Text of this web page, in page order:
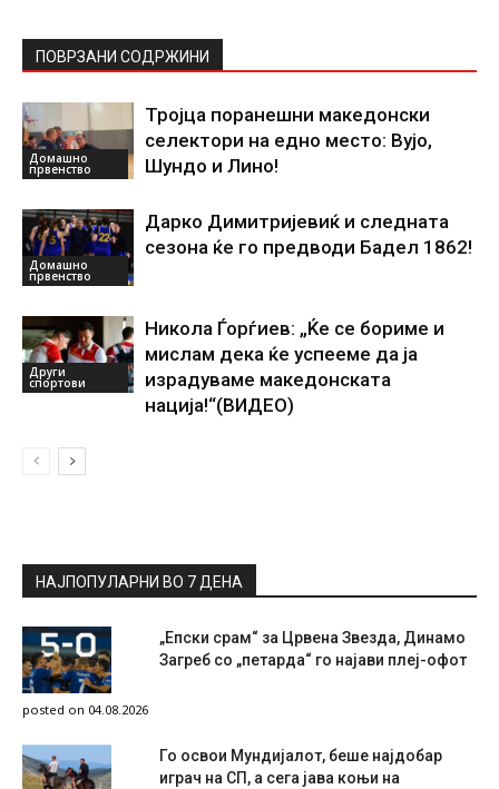
ПОВРЗАНИ СОДРЖИНИ
Домашно
првенство
Тројца поранешни македонски
селектори на едно место: Вујо,
Шундо и Лино!
Домашно
првенство
Дарко Димитријевиќ и следната
сезона ќе го предводи Бадел 1862!
Други
спортови
Никола Ѓорѓиев: „Ќе се бориме и
мислам дека ќе успееме да ја
израдуваме македонската
нација!“(ВИДЕО)
НАЈПОПУЛАРНИ ВО 7 ДЕНА
„Епски срам“ за Црвена Звезда, Динамо
Загреб со „петарда“ го најави плеј-офот
posted on 04.08.2026
Го освои Мундијалот, беше најдобар
играч на СП, а сега јава коњи на